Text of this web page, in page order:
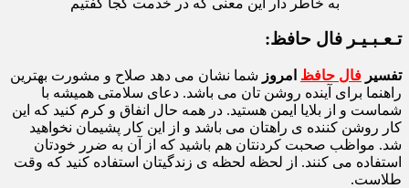
به خاطر دار این معنی که در خدمت کجا گفتیم
تـعـبـیـر فال حافظ:
تفسیر فال حافظ امروز شما نشان می دهد صلاح و مشورت بهترین
راهنما برای آینده روشن تان می باشد. دعای سلامتی همیشه با
شماست و از بلایا ایمن هستید. در همه حال انفاق و کرم کنید که این
کار روشن کننده ی راهتان می باشد و از این کار پشیمان نخواهید
شد. مواظب صحبت کردنتان هم باشید که از آن به ضرر خودتان
استفاده می کنند. از لحظه لحظه ی زندگیتان استفاده کنید که وقت
طلاست.